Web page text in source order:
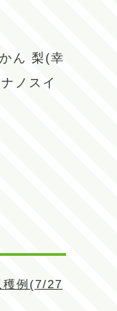
ん 梨(幸
ノスイ
穫例(7/27